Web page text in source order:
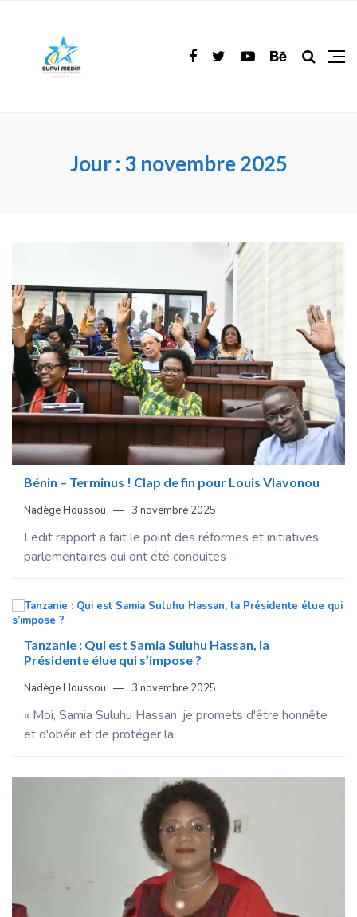
Jour : 3 novembre 2025
Bénin – Terminus ! Clap de fin pour Louis Vlavonou
Nadège Houssou 3 novembre 2025
Ledit rapport a fait le point des réformes et initiatives
parlementaires qui ont été conduites
Tanzanie : Qui est Samia Suluhu Hassan, la
Présidente élue qui s’impose ?
Nadège Houssou 3 novembre 2025
« Moi, Samia Suluhu Hassan, je promets d'être honnête
et d'obéir et de protéger la